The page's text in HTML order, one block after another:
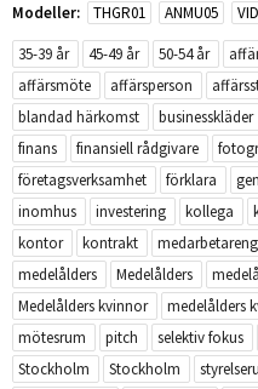
Modeller: THGR01 ANMU05
35-39 år
45-49 år 50-54 år
affärsmöte
affärsperson
blandad härkomst
businesskläder
finans
finansiell rådgivare
företagsverksamhet
förklara
inomhus
investering kollega
kontor
kontrakt
medelålders
Medelålders
Medelålders kvinnor
medelålders
mötesrum
pitch selektiv fokus
Stockholm
Stockholm